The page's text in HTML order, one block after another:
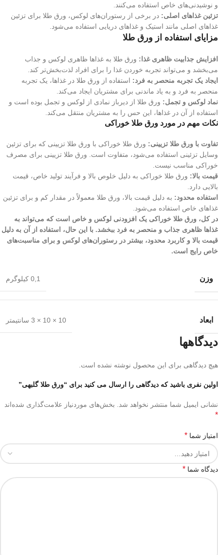
و نوشیدنی‌های خاص استفاده می‌کنند.
تزئین غذاهای اصلی: در برخی از رستوران‌های لوکس، ورق طلا برای تزئین
غذاهای اصلی مانند استیک و غذاهای دریایی استفاده می‌شود.
مزایای استفاده از ورق طلا
افزایش جذابیت ظاهری غذا: ورق طلا به غذاها ظاهری لوکس و جذاب
می‌بخشد و می‌تواند تجربه خوردن غذا را برای افراد لذت‌بخش‌تر کند.
ایجاد یک تجربه منحصر به فرد: استفاده از ورق طلا در غذاها، یک تجربه
منحصر به فرد و به یاد ماندنی برای مشتریان ایجاد می‌کند.
نماد لوکس و تجمل: ورق طلا از دیرباز نمادی از لوکس و تجمل بوده است و
استفاده از آن در غذاها، این حس را به مشتریان منتقل می‌کند.
نکات مهم در مورد ورق طلا خوراکی
تفاوت با ورق طلا تزیینی: ورق طلا خوراکی با ورق طلا تزیینی که برای تزئین
وسایل تزئینی استفاده می‌شود، متفاوت است. ورق طلا تزیینی برای مصرف
خوراکی مناسب نیست.
قیمت بالا: ورق طلا خوراکی به دلیل خلوص بالا و فرآیند تولید خاص، قیمت
بالایی دارد.
استفاده محدود: به دلیل قیمت بالا، ورق طلا معمولاً در مقدار کم و برای تزئین
غذاهای خاص استفاده می‌شود.
در کل، ورق طلا خوراکی یک افزودنی لوکس و خاص است که می‌تواند به
غذاها ظاهری جذاب و منحصر به فرد ببخشد. با این حال، استفاده از آن به دلیل
قیمت بالا و کاربرد محدود، بیشتر در رستوران‌های لوکس و برای مناسبت‌های
خاص رایج است.
وزن 0,1 کیلوگرم
ابعاد 10 × 10 × 3 سانتیمتر
دیدگاهها
هیچ دیدگاهی برای این محصول نوشته نشده است.
اولین نفری باشید که دیدگاهی را ارسال می کنید برای “ورق طلا گلبهی”
نشانی ایمیل شما منتشر نخواهد شد. بخش‌های موردنیاز علامت‌گذاری شده‌اند
*
امتیاز شما *
دیدگاه شما *